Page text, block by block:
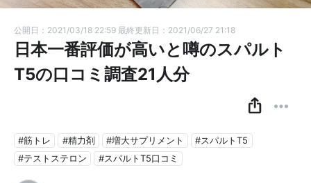
公開日：2021/03/18 22:59 最終更新日：2021/06/27 21:18
日本一番評価が高いと噂のスパルト
T5の口コミ調査21人分
#筋トレ #精力剤 #増大サプリメント
#スパルトT5
#テストステロン
#スパルトT5口コミ